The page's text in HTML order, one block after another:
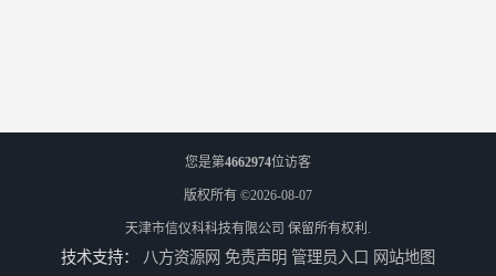
您是第4662974位访客
版权所有 ©2026-08-07
天津市信仪科科技有限公司 保留所有权利.
技术支持： 八方资源网 免责声明 管理员入口 网站地图